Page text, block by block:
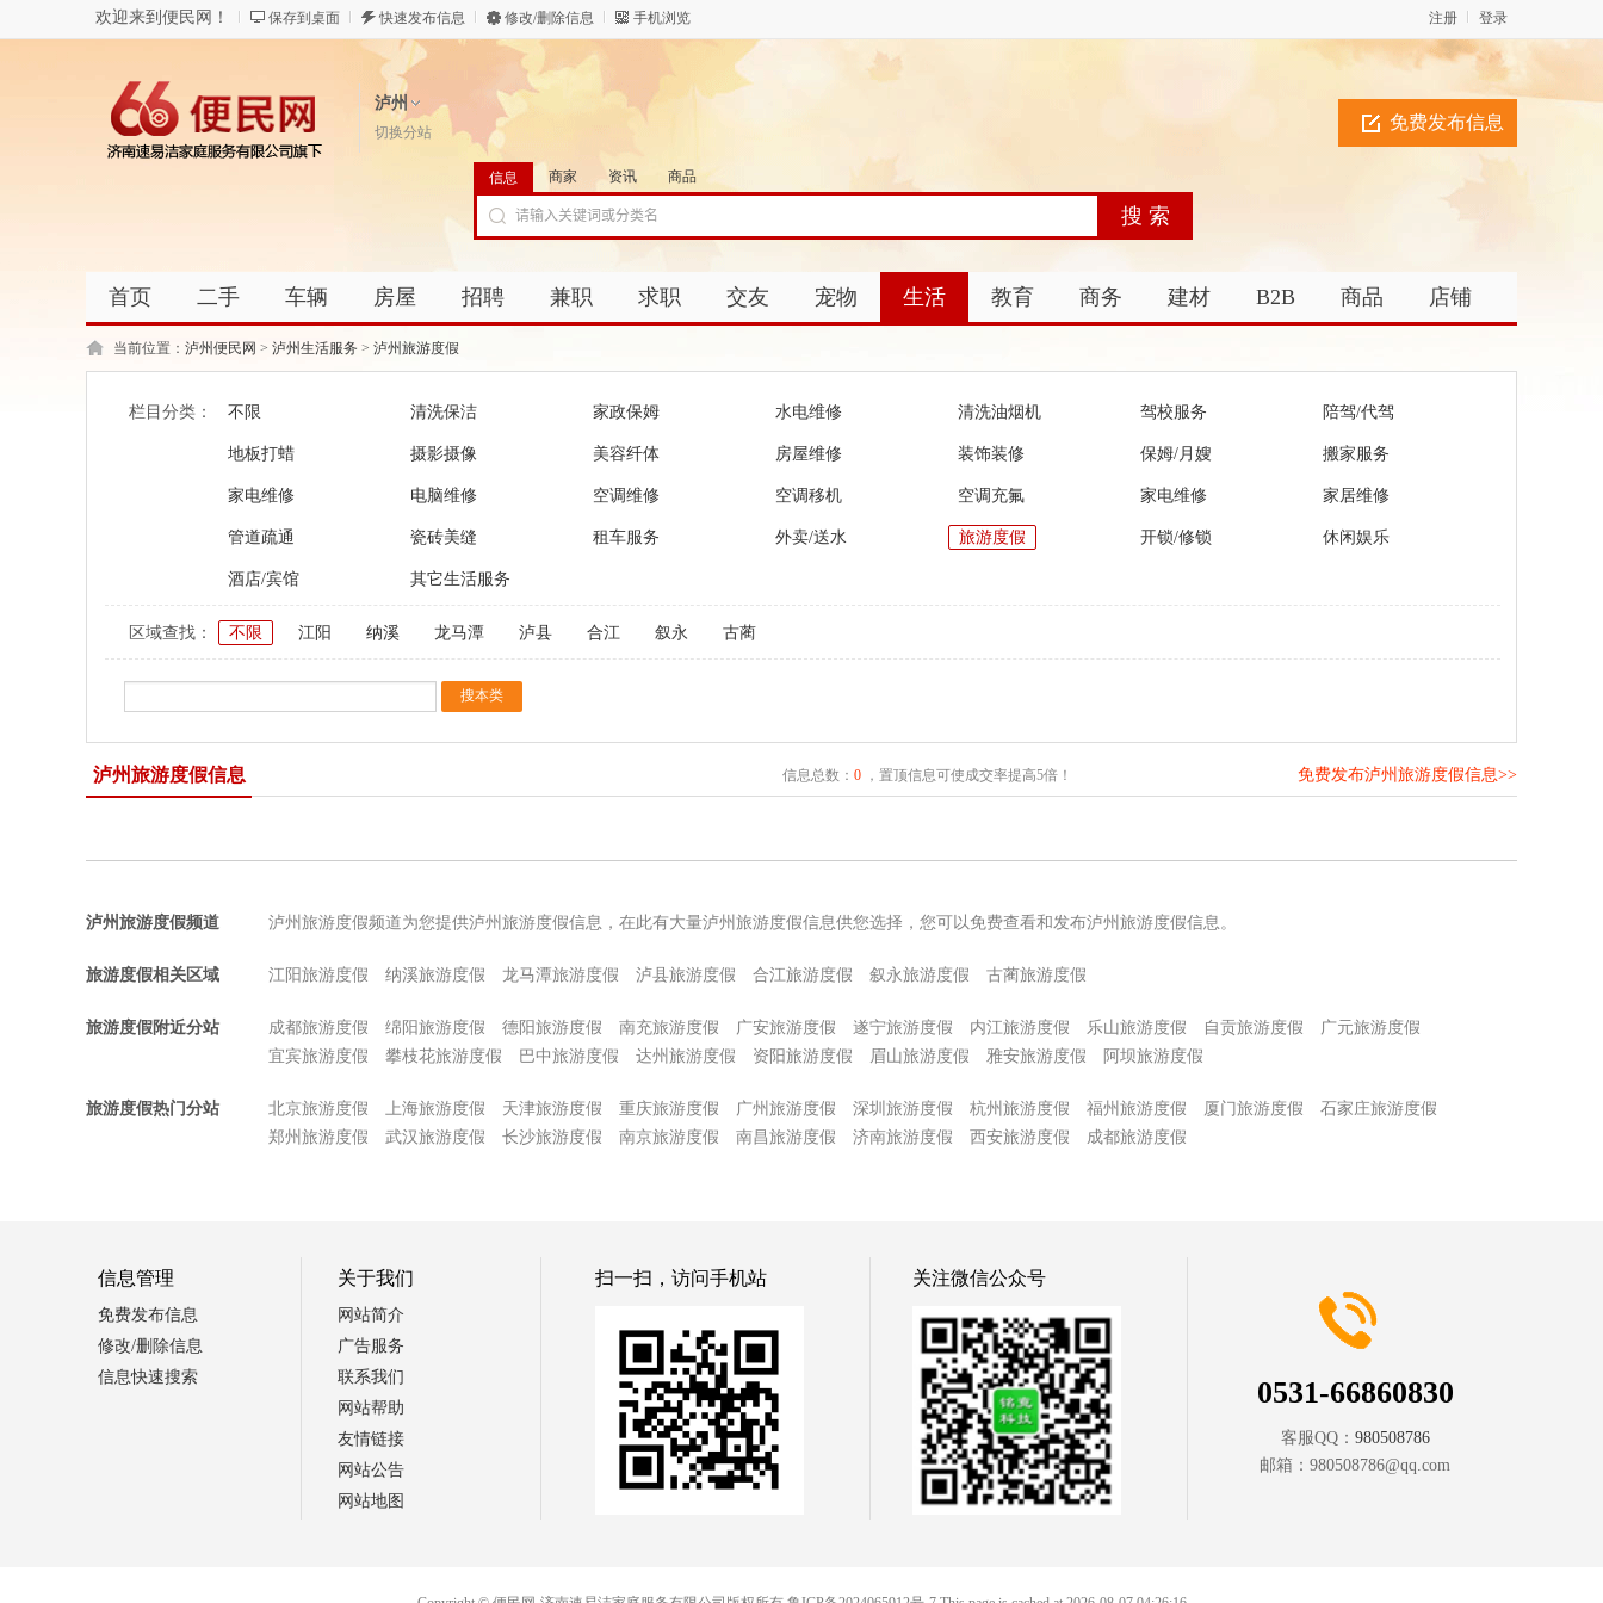
欢迎来到便民网！ 保存到桌面 快速发布信息 修改/删除信息 手机浏览 登录
注册
泸州
切换分站 免费发布信息
信息 商家 资讯 商品
首页 二手 车辆 房屋 招聘 兼职 求职 交友 宠物 生活 教育 商务 建材 B2B 商品 店铺
当前位置： 泸州便民网 > 泸州生活服务 > 泸州旅游度假
栏目分类： 不限 清洗保洁 家政保姆 水电维修 清洗油烟机 驾校服务 陪驾/代驾
地板打蜡 摄影摄像 美容纤体 房屋维修 装饰装修 保姆/月嫂 搬家服务
家电维修 电脑维修 空调维修 空调移机 空调充氟 家电维修 家居维修
管道疏通 瓷砖美缝 租车服务 外卖/送水 旅游度假 开锁/修锁 休闲娱乐
酒店/宾馆 其它生活服务
区域查找： 不限 江阳 纳溪 龙马潭 泸县 合江 叙永 古蔺
泸州旅游度假信息 信息总数： 0，置顶信息可使成交率提高5倍！ 免费发布泸州旅游度假信息>>
泸州旅游度假频道 泸州旅游度假频道为您提供泸州旅游度假信息，在此有大量泸州旅游度假信息供您选择，您可以免费查看和发布泸州旅游度假信息。
旅游度假相关区域 江阳旅游度假 纳溪旅游度假 龙马潭旅游度假 泸县旅游度假 合江旅游度假 叙永旅游度假 古蔺旅游度假
旅游度假附近分站 成都旅游度假 绵阳旅游度假 德阳旅游度假 南充旅游度假 广安旅游度假 遂宁旅游度假 内江旅游度假 乐山旅游度假 自贡旅游度假
广元旅游度假
宜宾旅游度假
攀枝花旅游度假 巴中旅游度假 达州旅游度假 资阳旅游度假 眉山旅游度假 雅安旅游度假 阿坝旅游度假
旅游度假热门分站 北京旅游度假 上海旅游度假 天津旅游度假 重庆旅游度假 广州旅游度假 深圳旅游度假 杭州旅游度假 福州旅游度假 厦门旅游度假
石家庄旅游度假
郑州旅游度假
武汉旅游度假 长沙旅游度假 南京旅游度假 南昌旅游度假 济南旅游度假 西安旅游度假 成都旅游度假
信息管理
免费发布信息
修改/删除信息
信息快速搜索
关于我们
网站简介
广告服务
联系我们
网站帮助
友情链接
网站公告
网站地图
扫一扫，访问手机站 关注微信公众号
0531-66860830
客服QQ： 980508786
邮箱： 980508786@qq.com